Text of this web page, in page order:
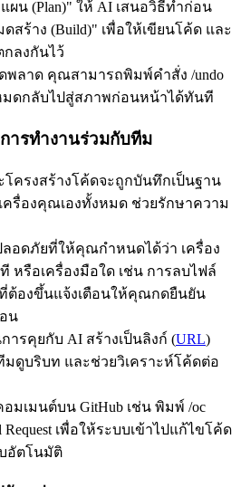
ผน (Plan)" ให้ AI เสนอวิธีทำก่อน
สร้าง (Build)" เพื่อให้เขียนโค้ด และ
ลงกันไว้
พลาด คุณสามารถพิมพ์คำสั่ง /undo
มดกลับไปสู่สภาพก่อนหน้าได้ทันที
ารทำงานร่วมกับทีม
ครงสร้างโค้ดจะถูกบันทึกเป็นฐาน
ครื่องคุณเองทั้งหมด ช่วยรักษาความ
อดภัยที่ให้คุณกำหนดได้ว่า เครื่อง
หรือเครื่องมือใด เช่น การลบไฟล์
ต้องขึ้นแจ้งเตือนให้คุณกดยืนยัน
น
ารคุยกับ AI สร้างเป็นลิงก์ (URL)
มดูบริบท และช่วยวิเคราะห์โค้ดต่อ
มเมนต์บน GitHub เช่น พิมพ์ /oc
Request เพื่อให้ระบบเข้าไปแก้ไขโค้ด
อัตโนมัติ